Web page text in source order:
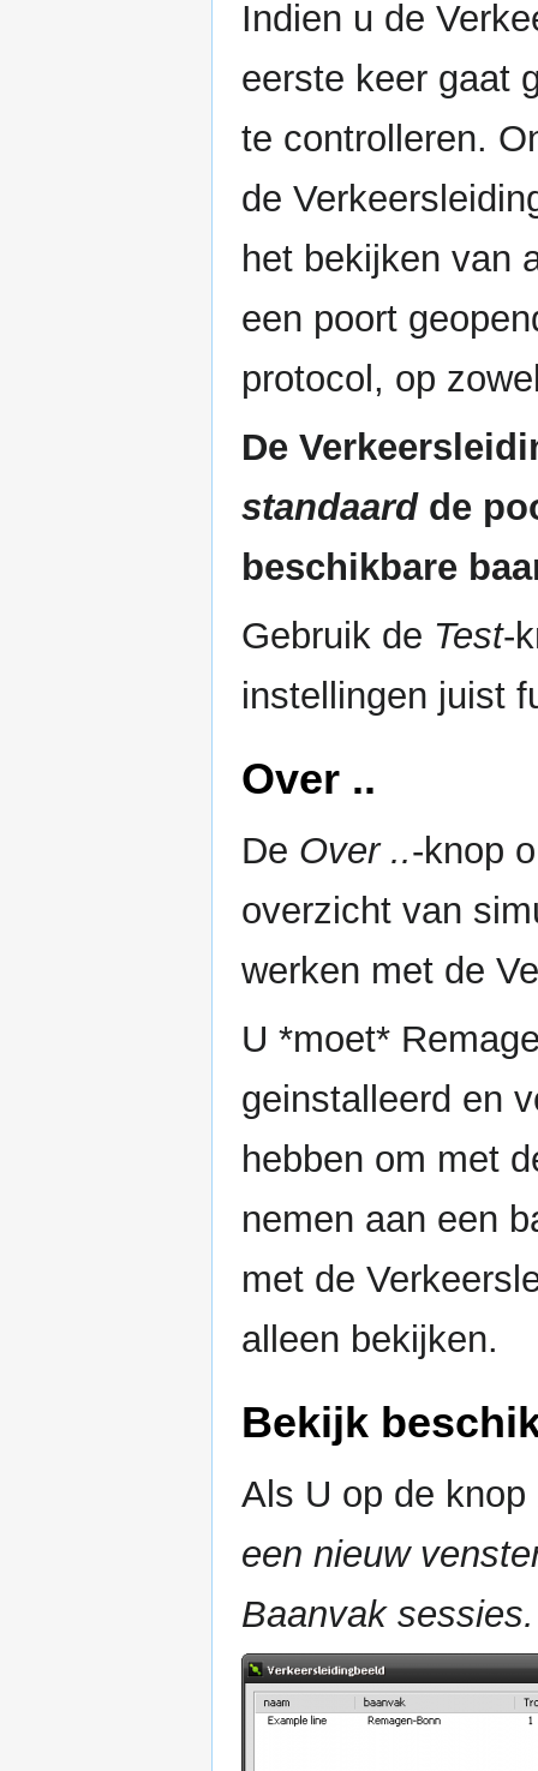
Indien u de
eerste keer gaat
te controlleren.
de
het bekijken van
een poort
protocol, op
De
standaardde
beschikbare
Gebruik de Test-
instellingen juist
Over ..
De Over ..-knop
overzicht van
werken met de
U *moet*
geinstalleerd en
hebben om met
nemen aan een
met de
alleen bekijken.
Bekijk
Als U op de knop
een nieuw
Baanvak sessies.